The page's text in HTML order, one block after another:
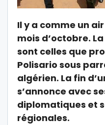
Il y a comme un
mois d’octobre.
sont celles que
Polisario sous
algérien. La fin
s’annonce avec
diplomatiques et
régionales.